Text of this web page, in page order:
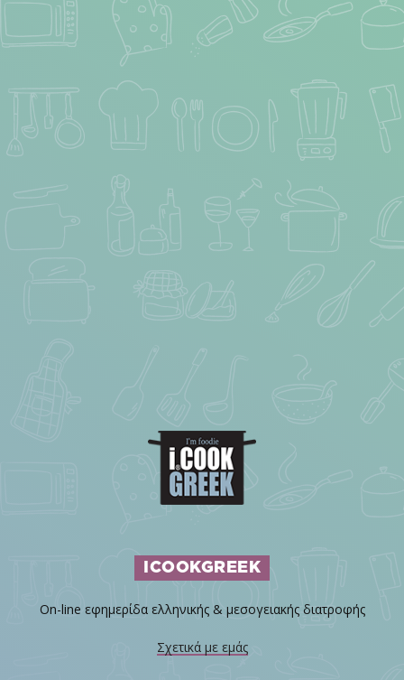
ICOOKGREEK
On-line εφημερίδα ελληνικής & μεσογειακής διατροφής
Σχετικά με εμάς